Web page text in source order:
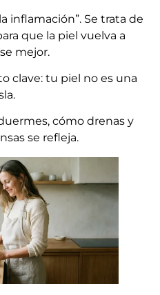
inflamación”. Se trata de
que la piel vuelva a
mejor.
clave: tu piel no es una
cómo drenas y
se refleja.